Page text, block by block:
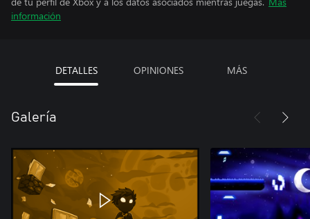
información
DETALLES OPINIONES MÁS
Galería